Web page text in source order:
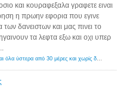
και κουραφεξαλα γραφετε ειναι
η πρωην εφορια που εγινε
δανειστων και μας πινει το
τα λεφτα εξω και οχι υπερ
Εφορία: Κατάσχονται όλα ύστερα από 30 μέρες και χωρίς δικαστικές αποφάσεις - Λόγιος Ερμής